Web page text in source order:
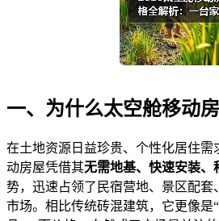
一、为什么太空舱移动
在土地资源日益珍贵、个性化居住需
动房屋凭借其无需地基、快速安装、
势，迅速占领了民宿营地、景区配套
市场。相比传统砖混建筑，它更像是